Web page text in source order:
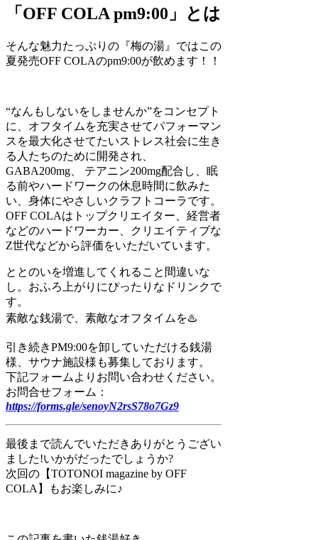
「OFF COLA pm9:00」とは
そんな魅力たっぷりの『梅の湯』ではこの
夏発売OFF COLAのpm9:00が飲めます！！
“なんもしないをしませんか”をコンセプト
に、オフタイムを充実させてパフォーマン
スを最大化させてたいストレス社会に生き
る人たちのために開発され、
GABA200mg、 テアニン200mg配合し、眠
る前やハードワークの休息時間に飲みた
い、身体にやさしいクラフトコーラです。
OFF COLAはトップクリエイター、経営者
などのハードワーカー、クリエイティブな
Z世代などから評価をいただいています。
ととのいを増進してくれること間違いな
し。おふろ上がりにぴったりなドリンクで
す。
素敵な銭湯で、素敵なオフタイムを♨️
引き続きPM9:00を卸していただける銭湯
様、サウナ施設様も募集しております。
下記フォームよりお問い合わせください。
お問合せフォーム：
https://forms.gle/senoyN2rsS78o7Gz9
最後まで読んでいただきありがとうござい
ました!いかがだったでしょうか?
次回の【TOTONOI magazine by OFF
COLA】もお楽しみに♪